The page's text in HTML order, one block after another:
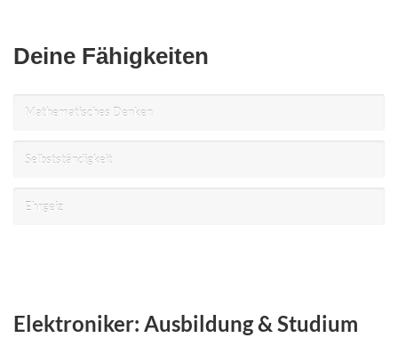
Deine Fähigkeiten
Mathematisches Denken
Selbstständigkeit
Ehrgeiz
Elektroniker: Ausbildung & Studium